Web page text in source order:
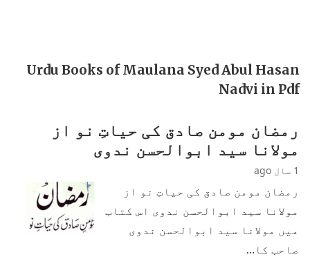
Urdu Books of Maulana Syed Abul Hasan
Nadvi in Pdf
رمضان مومن صادق کی حیاتِ نو از
مولانا سید ابوالحسن ندوی
1 سال ago
رمضان مومن صادق کی حیاتِ نو از
مولانا سید ابوالحسن ندوی اس کتاب
میں مولانا سید ابوالحسن ندوی
صاحب کا…